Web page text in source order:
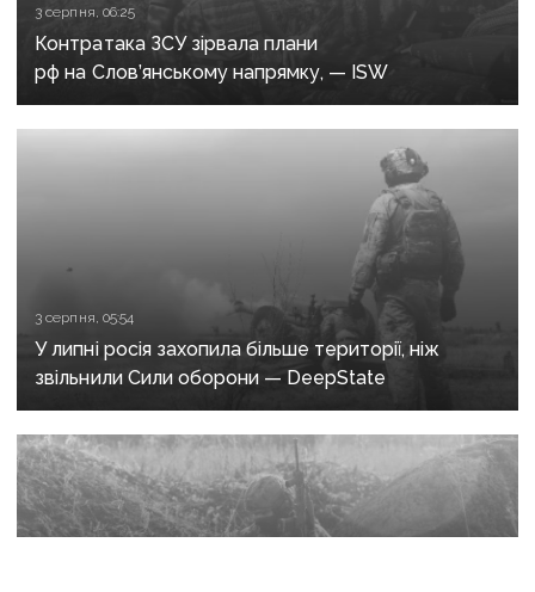
3 серпня, 06:25
Контратака ЗСУ зірвала плани
рф на Слов’янському напрямку, — ISW
3 серпня, 05:54
У липні росія захопила більше території, ніж
звільнили Сили оборони — DeepState